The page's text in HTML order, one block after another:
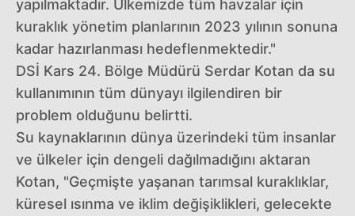
yapılmaktadır. Ülkemizde tüm havzalar için
kuraklık yönetim planlarının 2023 yılının sonuna
kadar hazırlanması hedeflenmektedir."
DSİ Kars 24. Bölge Müdürü Serdar Kotan da su
kullanımının tüm dünyayı ilgilendiren bir
problem olduğunu belirtti.
Su kaynaklarının dünya üzerindeki tüm insanlar
ve ülkeler için dengeli dağılmadığını aktaran
Kotan, "Geçmişte yaşanan tarımsal kuraklıklar,
küresel ısınma ve iklim değişiklikleri, gelecekte